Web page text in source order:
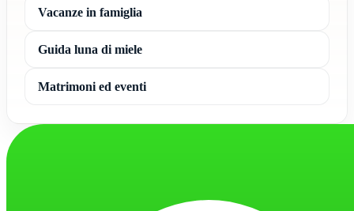
Vacanze in famiglia
Guida luna di miele
Matrimoni ed eventi